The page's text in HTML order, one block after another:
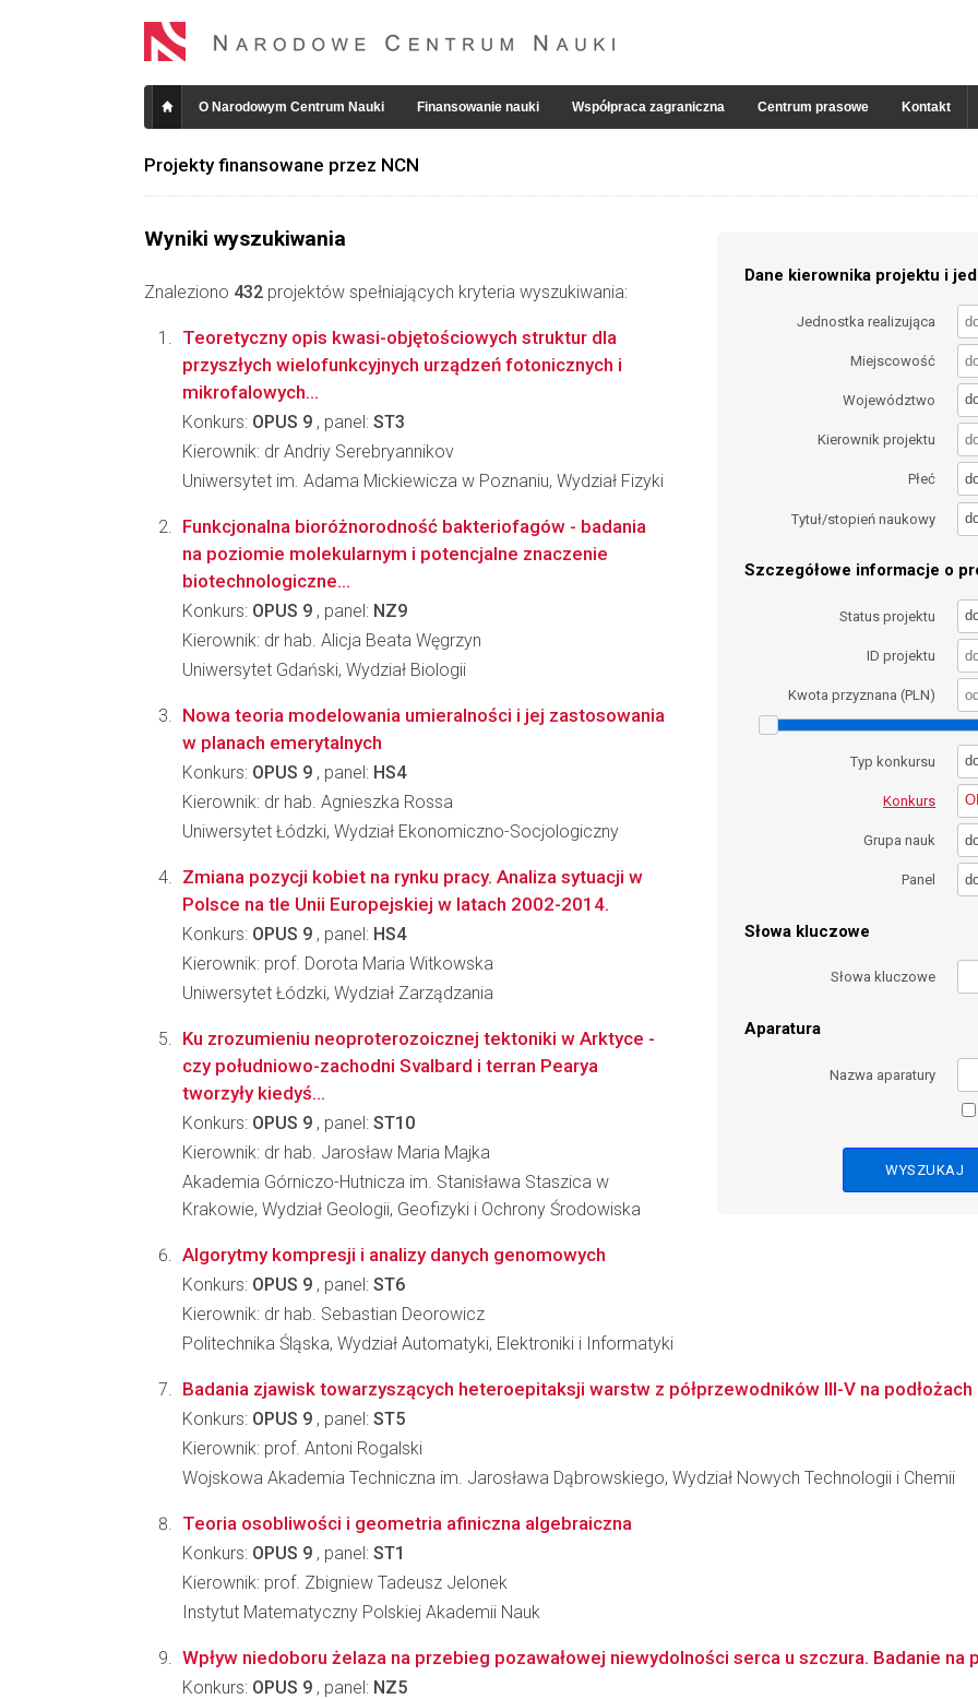
O Narodowym Centrum Nauki Finansowanie nauki Współpraca zagraniczna Centrum prasowe Kontakt
Projekty finansowane przez NCN
Wyniki wyszukiwania
Znaleziono 432 projektów spełniających kryteria wyszukiwania:
Dane kierownika projektu i
Jednostka realizująca
Miejscowość
Województwo
Kierownik projektu
Płeć
Tytuł/stopień naukowy
Szczegółowe informacje o
Status projektu
ID projektu
Kwota przyznana (PLN)
Typ konkursu
Konkurs
Grupa nauk
Panel
Słowa kluczowe
Słowa kluczowe
Aparatura
Nazwa aparatury
Teoretyczny opis kwasi-objętościowych struktur dla
przyszłych wielofunkcyjnych urządzeń fotonicznych i
mikrofalowych...
Konkurs: OPUS 9 , panel: ST3
Kierownik: dr Andriy Serebryannikov
Uniwersytet im. Adama Mickiewicza w Poznaniu, Wydział Fizyki
Funkcjonalna bioróżnorodność bakteriofagów - badania
na poziomie molekularnym i potencjalne znaczenie
biotechnologiczne...
Konkurs: OPUS 9 , panel: NZ9
Kierownik: dr hab. Alicja Beata Węgrzyn
Uniwersytet Gdański, Wydział Biologii
Nowa teoria modelowania umieralności i jej zastosowania
w planach emerytalnych
Konkurs: OPUS 9 , panel: HS4
Kierownik: dr hab. Agnieszka Rossa
Uniwersytet Łódzki, Wydział Ekonomiczno-Socjologiczny
Zmiana pozycji kobiet na rynku pracy. Analiza sytuacji w
Polsce na tle Unii Europejskiej w latach 2002-2014.
Konkurs: OPUS 9 , panel: HS4
Kierownik: prof. Dorota Maria Witkowska
Uniwersytet Łódzki, Wydział Zarządzania
Ku zrozumieniu neoproterozoicznej tektoniki w Arktyce -
czy południowo-zachodni Svalbard i terran Pearya
tworzyły kiedyś...
Konkurs: OPUS 9 , panel: ST10
Kierownik: dr hab. Jarosław Maria Majka
Akademia Górniczo-Hutnicza im. Stanisława Staszica w
Krakowie, Wydział Geologii, Geofizyki i Ochrony Środowiska
Algorytmy kompresji i analizy danych genomowych
Konkurs: OPUS 9 , panel: ST6
Kierownik: dr hab. Sebastian Deorowicz
Politechnika Śląska, Wydział Automatyki, Elektroniki i Informatyki
Badania zjawisk towarzyszących heteroepitaksji warstw z półprzewodników III-V na podłożach
Konkurs: OPUS 9 , panel: ST5
Kierownik: prof. Antoni Rogalski
Wojskowa Akademia Techniczna im. Jarosława Dąbrowskiego, Wydział Nowych Technologii i Chemii
Teoria osobliwości i geometria afiniczna algebraiczna
Konkurs: OPUS 9 , panel: ST1
Kierownik: prof. Zbigniew Tadeusz Jelonek
Instytut Matematyczny Polskiej Akademii Nauk
Wpływ niedoboru żelaza na przebieg pozawałowej niewydolności serca u szczura. Badanie na
Konkurs: OPUS 9 , panel: NZ5